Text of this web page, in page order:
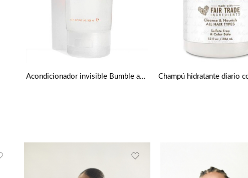
Acondicionador invisible Bumble and bumble Hairdresser’s Invisible Oil